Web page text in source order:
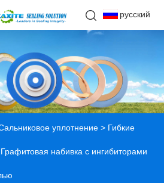
русский
уплотнение > Гибкие
набивка с ингибиторами